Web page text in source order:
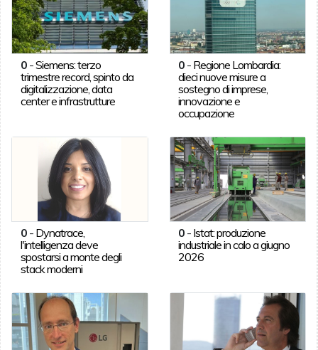
0-Siemens: terzo
trimestre record, spinto da
digitalizzazione, data
center e infrastrutture
0 - Regione Lombardia:
dieci nuove misure a
sostegno di imprese,
innovazione e
occupazione
0- Dynatrace,
l'intelligenza deve
spostarsi a monte degli
stack moderni
0 - Istat: produzione
industriale in calo a giugno
2026